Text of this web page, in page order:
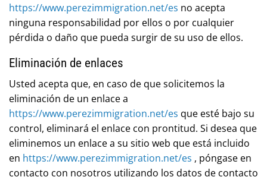
https://www.perezimmigration.net/es no acepta
ninguna responsabilidad por ellos o por cualquier
pérdida o daño que pueda surgir de su uso de ellos.
Eliminación de enlaces
Usted acepta que, en caso de que solicitemos la
eliminación de un enlace a
https://www.perezimmigration.net/es que esté bajo su
control, eliminará el enlace con prontitud. Si desea que
eliminemos un enlace a su sitio web que está incluido
en https://www.perezimmigration.net/es , póngase en
contacto con nosotros utilizando los datos de contacto